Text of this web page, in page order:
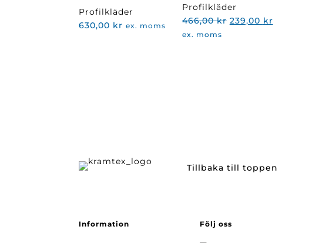
Profilkläder
630,00 kr ex. moms
Profilkläder
466,00kr Det
239,00 krDet
ex. moms
Tillbaka till toppen
Information Följ oss